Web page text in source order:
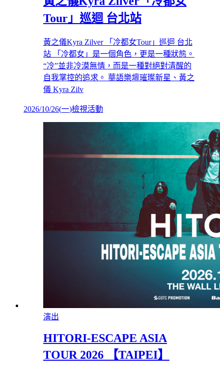
Tour」巡迴 台北站
黃之儀Kyra Zilver 「冷都女Tour」巡迴 台北
站 「冷都女」是一個角色，更是一種狀態。
“冷”並非冷漠無情，而是一種對絕對清醒的
自我掌控的追求。 華語樂壇璀璨新星、黃之
儀 Kyra Zilv
2026/10/26(一)檢視活動
演出
HITORI-ESCAPE ASIA
TOUR 2026 【TAIPEI】